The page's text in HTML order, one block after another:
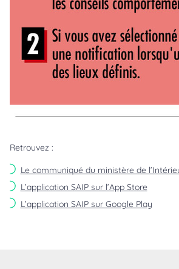
Retrouvez :
Le communiqué du ministère de
L’application SAIP sur l’App Store
L’application SAIP sur Google Play